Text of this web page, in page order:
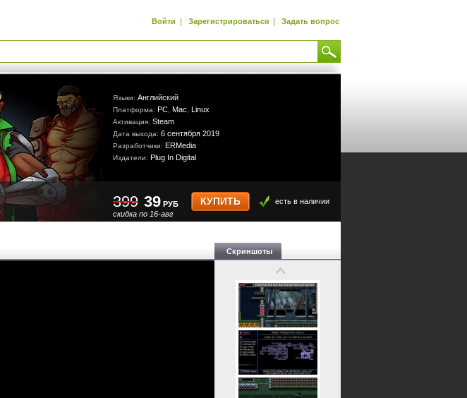
Войти | Зарегистрироваться | Задать вопрос
Языки: Английский
Платформа: PC Mac Linux
Активация: Steam
Дата выхода: 6 сентября 2019
Разработчики: ERMedia
Издатели: Plug In Digital
399
скидка по 16-авг
39 РУБ КУПИТЬ есть в наличии
Скриншоты